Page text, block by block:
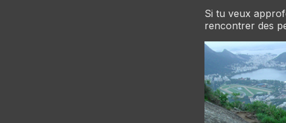
Si tu veux
rencontrer des